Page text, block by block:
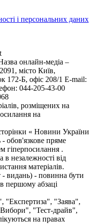
і персональних даних
онлайн-медіа –
місто Київ,
Б, офіс 208/1 E-mail:
044-205-43-00
розміщених на
на
« Новини України
- обов'язкове пряме
гіперпосилання .
незалежності від
матеріалів.
- видань) - повинна бути
першому абзаці
"Експертиза", "Заява",
"Тест-драйв",
на правах